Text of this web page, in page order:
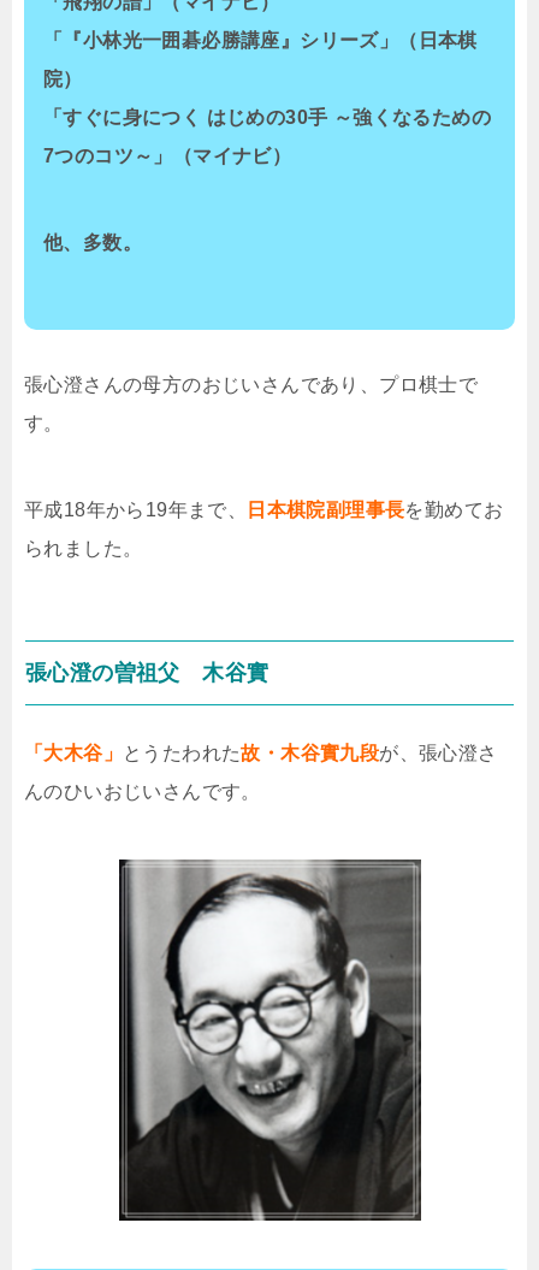
「『小林光一囲碁必勝講座』シリーズ」（日本棋
院）
「すぐに身につく はじめの30手 ～強くなるための
7つのコツ～」（マイナビ）
他、多数。
張心澄さんの母方のおじいさんであり、プロ棋士で
す。
平成18年から19年まで、 日本棋院副理事長を勤めてお
られました。
張心澄の曽祖父木谷實
「大木谷」 とうたわれた故・木谷實九段が、張心澄さ
んのひいおじいさんです。